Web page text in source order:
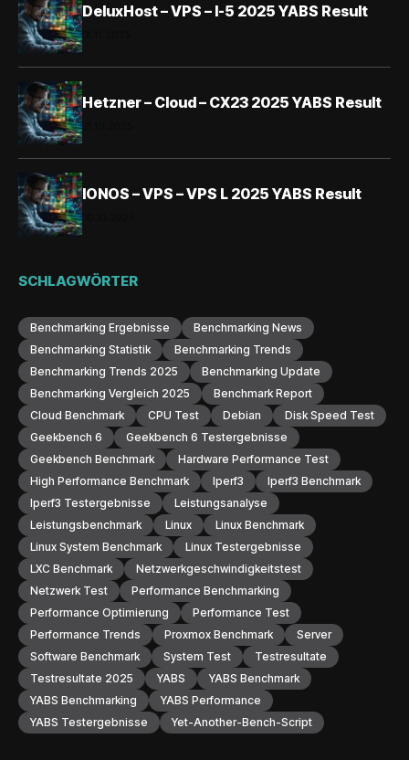
DeluxHost – VPS – I-5 2025 YABS Result
Hetzner – Cloud – CX23 2025 YABS Result
IONOS – VPS – VPS L 2025 YABS Result
SCHLAGWÖRTER
Benchmarking Ergebnisse
Benchmarking News
Benchmarking Statistik
Benchmarking Trends
Benchmarking Trends 2025
Benchmarking Update
Benchmarking Vergleich 2025
Benchmark Report
Cloud Benchmark
CPU Test Debian
Disk Speed Test
Geekbench 6
Geekbench 6 Testergebnisse
Geekbench Benchmark
Hardware Performance Test
High Performance Benchmark
Iperf3
Iperf3 Benchmark
Iperf3 Testergebnisse
Leistungsanalyse
Leistungsbenchmark
Linux
Linux Benchmark
Linux System Benchmark
Linux Testergebnisse
LXC Benchmark
Netzwerkgeschwindigkeitstest
Netzwerk Test
Performance Benchmarking
Performance Optimierung
Performance Test
Performance Trends
Proxmox Benchmark
Server
Software Benchmark
System Test
Testresultate
Testresultate 2025
YABS
YABS Benchmark
YABS Benchmarking
YABS Performance
YABS Testergebnisse
Yet-Another-Bench-Script